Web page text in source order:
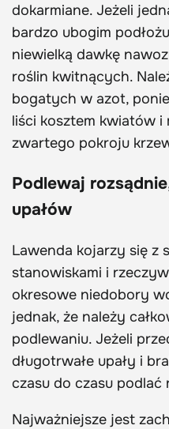
dokarmiane. Jeżeli
bardzo ubogim
niewielką dawkę
roślin kwitnących.
bogatych w azot,
liści kosztem kwiatów
zwartego pokroju
Podlewaj
upałów
Lawenda kojarzy się z
stanowiskami i
okresowe niedobory
jednak, że należy
podlewaniu. Jeżeli
długotrwałe upały i
czasu do czasu podlać
Najważniejsze jest